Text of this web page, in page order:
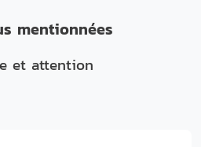
mentionnées
et attention